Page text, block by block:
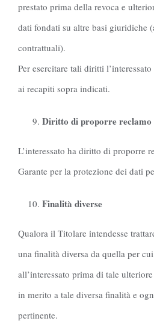
prestato prima della revoca e
dati fondati su altre basi giuridiche
contrattuali).
Per esercitare tali diritti
ai recapiti sopra indicati.
Diritto di proporre reclamo
L’interessato ha diritto di proporre
Garante per la protezione dei dati
Finalità diverse
Qualora il Titolare intendesse
una finalità diversa da quella per
all’interessato prima di tale
in merito a tale diversa finalità e
pertinente.